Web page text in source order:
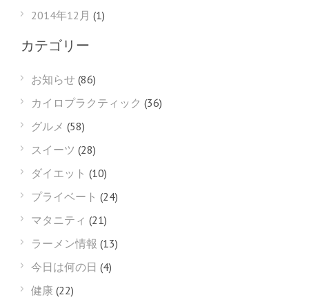
2014年12月 (1)
カテゴリー
お知らせ (86)
カイロプラクティック (36)
グルメ (58)
スイーツ (28)
ダイエット (10)
プライベート (24)
マタニティ (21)
ラーメン情報 (13)
今日は何の日 (4)
健康 (22)